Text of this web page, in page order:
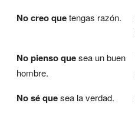
No creo quetengas razón.
No pienso quesea un buen
hombre.
No sé quesea la verdad.